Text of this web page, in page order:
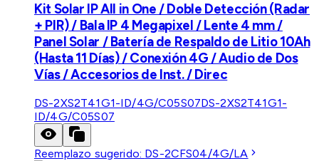
Kit Solar IP All in One / Doble Detección (Radar
+ PIR) / Bala IP 4 Megapixel / Lente 4 mm /
Panel Solar / Batería de Respaldo de Litio 10Ah
(Hasta 11 Días) / Conexión 4G / Audio de Dos
Vías / Accesorios de Inst. / Direc
DS-2XS2T41G1-ID/4G/C05S07DS-2XS2T41G1-
ID/4G/C05S07
Reemplazo sugerido: DS-2CFS04/4G/LA